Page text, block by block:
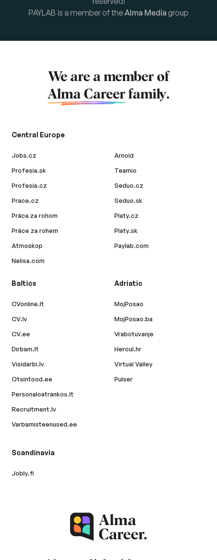
PAYLAB is a member of theAlma Media group
We are a member of
Alma Career family.
Central Europe
Jobs.cz
Profesia.sk
Profesia.cz
Prace.cz
Práca za rohom
Práce za rohem
Atmoskop
Nelisa.com
Arnold
Teamio
Seduo.cz
Seduo.sk
Platy.cz
Platy.sk
Paylab.com
Baltics
CVonline.lt
CV.lv
CV.ee
Dirbam.lt
Visidarbi.lv
Otsintood.ee
Personaloatrankos.lt
Recruitment.lv
Varbamisteenused.ee
Adriatic
MojPosao
MojPosao.ba
Vrabotuvanje
Hercul.hr
Virtual Valley
Pulser
Scandinavia
Jobly.fi